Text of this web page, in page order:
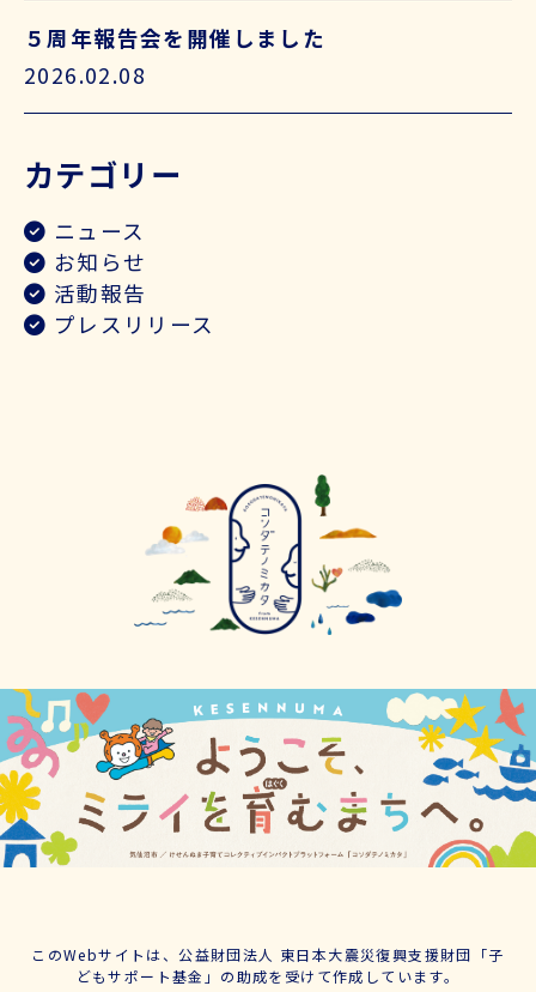
５周年報告会を開催しました
2026.02.08
カテゴリー
ニュース
お知らせ
活動報告
プレスリリース
このWebサイトは、公益財団法人 東日本大震災復興支援財団「子
どもサポート基金」の助成を受けて作成しています。